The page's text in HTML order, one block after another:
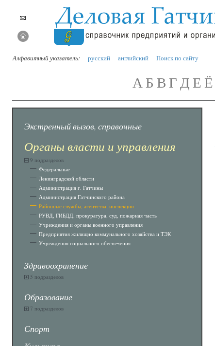
Алфавитный указатель: русский английский Поиск по сайту
АБ В ГД Е Ё
Экстренный вызов, справочные
Органы власти и управления
9 подразделов
Федеральные
Ленинградской области
Администрация г. Гатчины
Администрация Гатчинского района
Районные службы, агентства, инспекции
РУВД, ГИБДД, прокуратура, суд, пожарная часть
Учреждения и органы военного управления
Предприятия жилищно коммунального хозяйства и ТЭК
Учреждения социального обеспечения
Здравоохранение
5 подразделов
Образование
7 подразделов
Спорт